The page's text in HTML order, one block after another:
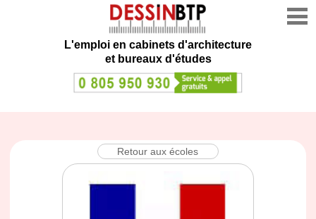
L'emploi en cabinets d'architecture
et bureaux d'études
Retour aux écoles